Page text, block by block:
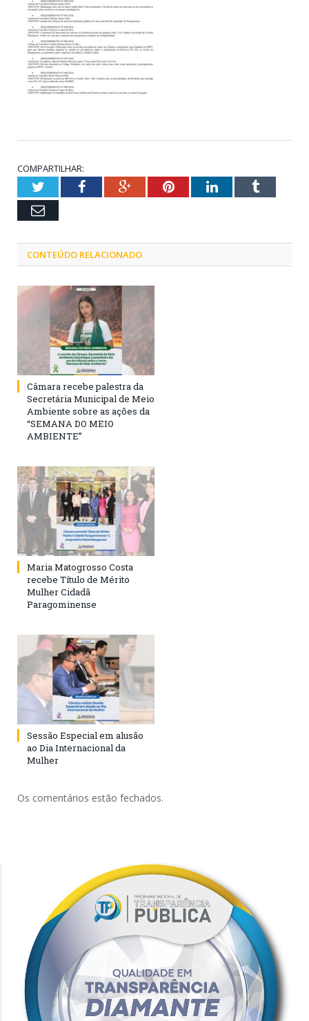
COMPARTILHAR:
TwitterFacebookGoogle+PinterestLinkedInTumblr
Email
CONTEÚDO RELACIONADO
Câmara recebe palestra da
Secretária Municipal de Meio
Ambiente sobre as ações da
“SEMANA DO MEIO
AMBIENTE”
Maria Matogrosso Costa
recebe Título de Mérito
Mulher Cidadã
Paragominense
Sessão Especial em alusão
ao Dia Internacional da
Mulher
Os comentários estão fechados.